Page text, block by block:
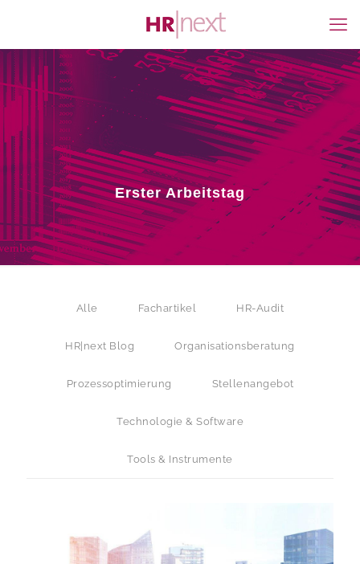
Erster Arbeitstag
Alle Fachartikel HR-Audit
HR|next Blog Organisationsberatung
Prozessoptimierung Stellenangebot
Technologie & Software
Tools & Instrumente